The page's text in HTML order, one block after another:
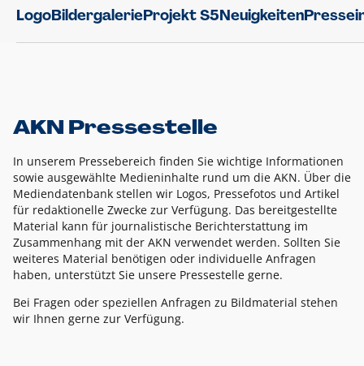
LogoBildergalerieProjekt S5Neuigkeiten
AKN Pressestelle
In unserem Pressebereich finden Sie wichtige Informationen
sowie ausgewählte Medieninhalte rund um die AKN. Über die
Mediendatenbank stellen wir Logos, Pressefotos und Artikel
für redaktionelle Zwecke zur Verfügung. Das bereitgestellte
Material kann für journalistische Berichterstattung im
Zusammenhang mit der AKN verwendet werden. Sollten Sie
weiteres Material benötigen oder individuelle Anfragen
haben, unterstützt Sie unsere Pressestelle gerne.
Bei Fragen oder speziellen Anfragen zu Bildmaterial stehen
wir Ihnen gerne zur Verfügung.